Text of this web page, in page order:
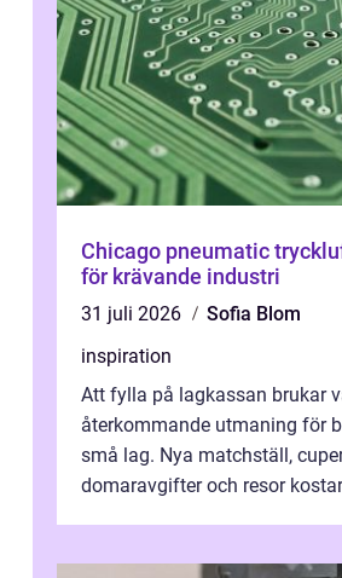
Chicago pneumatic tryckluftsverktyg
för krävande industri
31 juli 2026
Sofia Blom
inspiration
Att fylla på lagkassan brukar
återkommande utmaning för
små lag. Nya matchställ,
domaravgifter och resor